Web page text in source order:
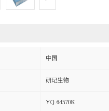
中国
研玘生物
YQ-64570K